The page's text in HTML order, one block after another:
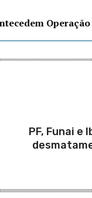
PF, Funai e